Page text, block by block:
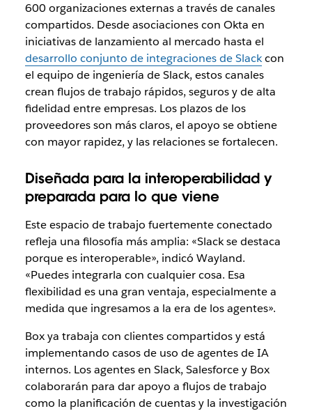
600 organizaciones externas a través de canales
compartidos. Desde asociaciones con Okta en
iniciativas de lanzamiento al mercado hasta el
desarrollo conjunto de integraciones de Slackcon
el equipo de ingeniería de Slack, estos canales
crean flujos de trabajo rápidos, seguros y de alta
fidelidad entre empresas. Los plazos de los
proveedores son más claros, el apoyo se obtiene
con mayor rapidez, y las relaciones se fortalecen.
Diseñada para la interoperabilidad y
preparada para lo que viene
Este espacio de trabajo fuertemente conectado
refleja una filosofía más amplia: «Slack se destaca
porque es interoperable», indicó Wayland.
«Puedes integrarla con cualquier cosa. Esa
flexibilidad es una gran ventaja, especialmente a
medida que ingresamos a la era de los agentes».
Box ya trabaja con clientes compartidos y está
implementando casos de uso de agentes de IA
internos. Los agentes en Slack, Salesforce y Box
colaborarán para dar apoyo a flujos de trabajo
como la planificación de cuentas y la investigación